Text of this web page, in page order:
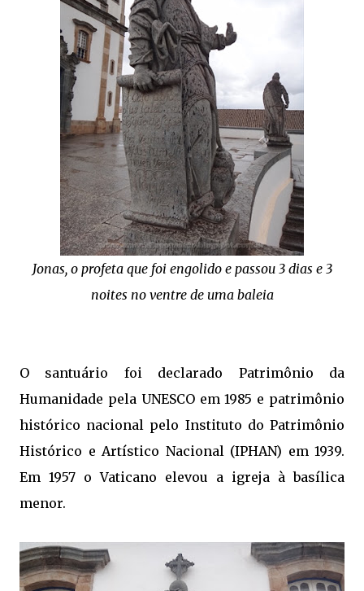
Jonas, o profeta que foi engolido e passou 3 dias e 3
noites no ventre de uma baleia
O santuário foi declarado Patrimônio da
Humanidade pela UNESCO em 1985 e patrimônio
histórico nacional pelo Instituto do Patrimônio
Histórico e Artístico Nacional (IPHAN) em 1939.
Em 1957 o Vaticano elevou a igreja à basílica
menor.